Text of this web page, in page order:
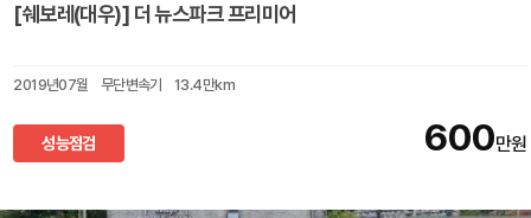
[쉐보레(대우)] 더 뉴스파크 프리미어
2019년07월 무단변속기 13.4만km
성능점검 600만원